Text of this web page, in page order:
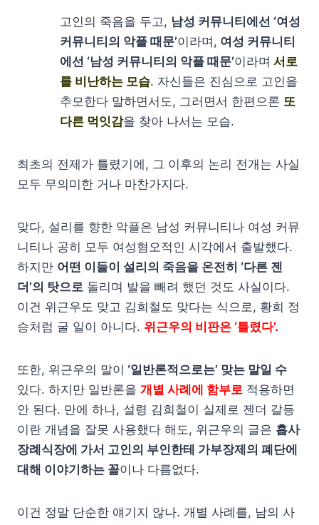
고인의 죽음을 두고, 남성 커뮤니티에선 ‘여성
커뮤니티의 악플 때문’이라며, 여성 커뮤니티
에선 ‘남성 커뮤니티의 악플 때문’이라며 서로
를 비난하는 모습. 자신들은 진심으로 고인을
추모한다 말하면서도, 그러면서 한편으론 또
다른 먹잇감을 찾아 나서는 모습.
최초의 전제가 틀렸기에, 그 이후의 논리 전개는 사실
모두 무의미한 거나 마찬가지다.
맞다, 설리를 향한 악플은 남성 커뮤니티나 여성 커뮤
니티나 공히 모두 여성혐오적인 시각에서 출발했다.
하지만 어떤 이들이 설리의 죽음을 온전히 ‘다른 젠
더’의 탓으로 돌리며 발을 빼려 했던 것도 사실이다.
이건 위근우도 맞고 김희철도 맞다는 식으로, 황희 정
승처럼 굴 일이 아니다. 위근우의 비판은 ‘틀렸다’.
또한, 위근우의 말이 ‘일반론적으로는’ 맞는 말일 수
있다. 하지만 일반론을 개별 사례에 함부로 적용하면
안 된다. 만에 하나, 설령 김희철이 실제로 젠더 갈등
이란 개념을 잘못 사용했다 해도, 위근우의 글은 흡사
장례식장에 가서 고인의 부인한테 가부장제의 폐단에
대해 이야기하는 꼴이나 다름없다.
이건 정말 단순한 얘기지 않나. 개별 사례를, 남의 사